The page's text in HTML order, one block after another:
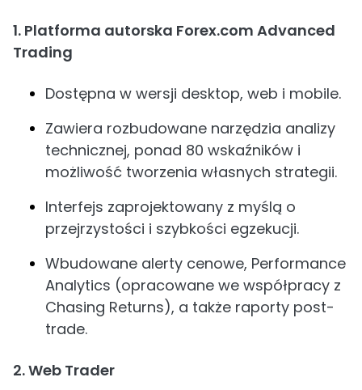
1. Platforma autorska Forex.com Advanced
Trading
Dostępna w wersji desktop, web i mobile.
Zawiera rozbudowane narzędzia analizy
technicznej, ponad 80 wskaźników i
możliwość tworzenia własnych strategii.
Interfejs zaprojektowany z myślą o
przejrzystości i szybkości egzekucji.
Wbudowane alerty cenowe, Performance
Analytics (opracowane we współpracy z
Chasing Returns), a także raporty post-
trade.
2. Web Trader